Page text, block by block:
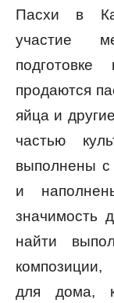
Пасхи в
участие
продаются
яйца и
частью
выполнены
и
значимость
найти
для дома,